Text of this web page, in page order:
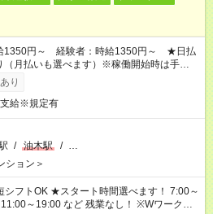
1350円～ 経験者：時給1350円～ ★日払
（月払いも選べます）※稼働開始時は手続き
なります。
り
給※規定有
/ 油木駅 / …
ション＞
間選べます！ 7:00～
19:00 など 残業なし！ ※Wワークの